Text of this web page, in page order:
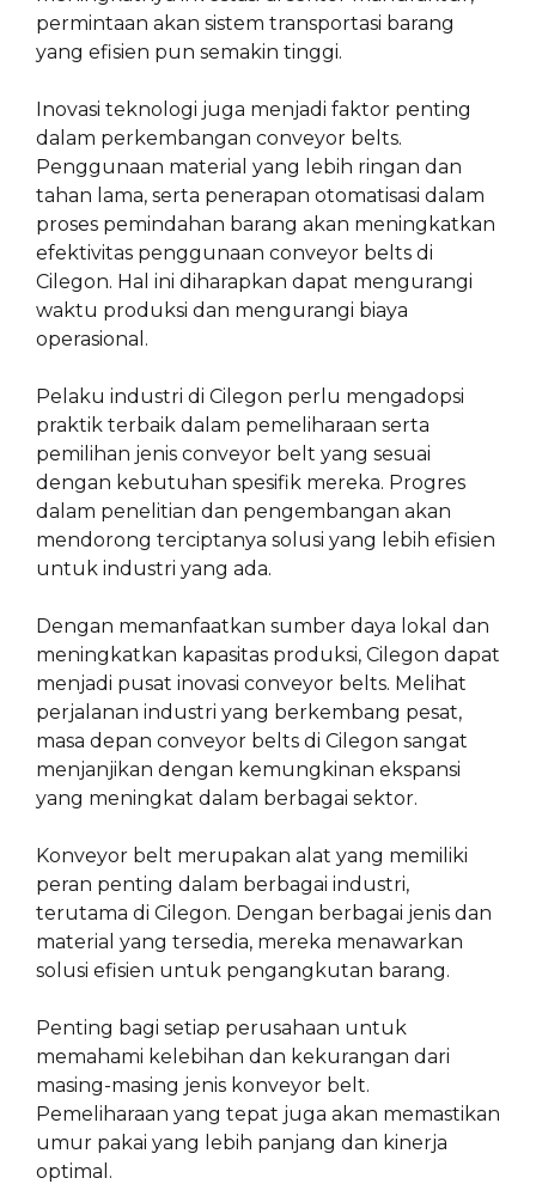
permintaan akan sistem transportasi barang
yang efisien pun semakin tinggi.
Inovasi teknologi juga menjadi faktor penting
dalam perkembangan conveyor belts.
Penggunaan material yang lebih ringan dan
tahan lama, serta penerapan otomatisasi dalam
proses pemindahan barang akan meningkatkan
efektivitas penggunaan conveyor belts di
Cilegon. Hal ini diharapkan dapat mengurangi
waktu produksi dan mengurangi biaya
operasional.
Pelaku industri di Cilegon perlu mengadopsi
praktik terbaik dalam pemeliharaan serta
pemilihan jenis conveyor belt yang sesuai
dengan kebutuhan spesifik mereka. Progres
dalam penelitian dan pengembangan akan
mendorong terciptanya solusi yang lebih efisien
untuk industri yang ada.
Dengan memanfaatkan sumber daya lokal dan
meningkatkan kapasitas produksi, Cilegon dapat
menjadi pusat inovasi conveyor belts. Melihat
perjalanan industri yang berkembang pesat,
masa depan conveyor belts di Cilegon sangat
menjanjikan dengan kemungkinan ekspansi
yang meningkat dalam berbagai sektor.
Konveyor belt merupakan alat yang memiliki
peran penting dalam berbagai industri,
terutama di Cilegon. Dengan berbagai jenis dan
material yang tersedia, mereka menawarkan
solusi efisien untuk pengangkutan barang.
Penting bagi setiap perusahaan untuk
memahami kelebihan dan kekurangan dari
masing-masing jenis konveyor belt.
Pemeliharaan yang tepat juga akan memastikan
umur pakai yang lebih panjang dan kinerja
optimal.